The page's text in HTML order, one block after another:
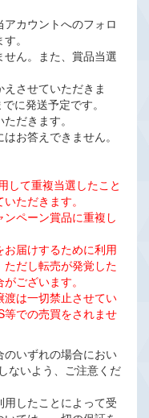
アカウントへのフォロ
。
せん。また、賞品当選
えさせていただきま
に発送予定です。
だきます。
お答えできません。
して重複当選したこと
ただきます。
ンペーン賞品に重複し
お届けするために利用
ただし転売が発覚した
ございます。
渡は一切禁止させてい
等での売買をされませ
のいずれの場合におい
ないよう、ご注意くだ
用したことによって受